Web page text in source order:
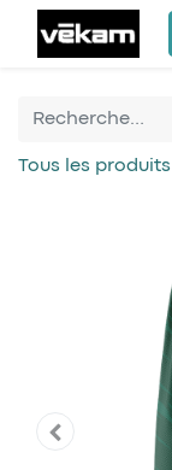
Tous les produits